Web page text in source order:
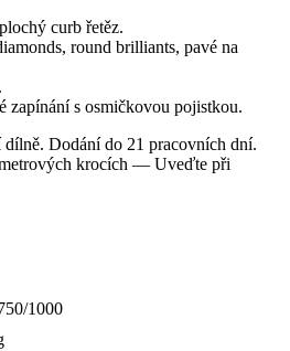
curb řetěz.
round brilliants, pavé na
zapínání s osmičkovou pojistkou.
dílně. Dodání do 21 pracovních dní.
krocích — Uveďte při
1000